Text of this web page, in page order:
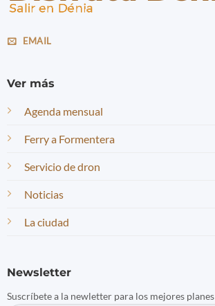
EMAIL
Ver más
Agenda mensual
Ferry a Formentera
Servicio de dron
Noticias
La ciudad
Newsletter
Suscríbete a la newletter para los mejores planes